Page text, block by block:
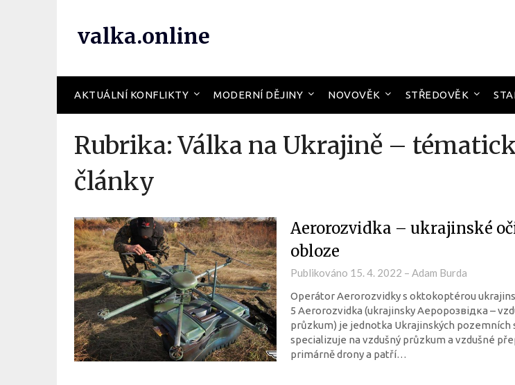
valka.online
AKTUÁLNÍ KONFLIKTY MODERNÍ DĚJINY NOVOVĚK STŘEDOVĚK
Rubrika:Válka na Ukrajině –
články
Aerorozvidka – ukrajinské
obloze
Publikováno 15. 4. 2022 – Adam Burda
Operátor Aerorozvidky s oktokoptérou
5 Aerorozvidka (ukrajinsky Аеророзвідка –
průzkum) je jednotka Ukrajinských pozemních
specializuje na vzdušný průzkum a vzdušné
primárně drony a patří…